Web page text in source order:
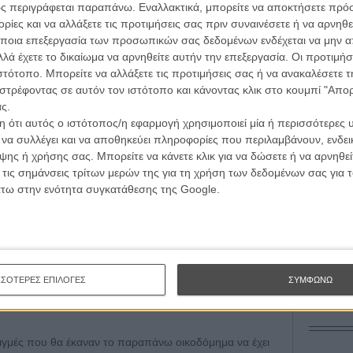
περιγράφεται παραπάνω. Εναλλακτικά, μπορείτε να αποκτήσετε
και να αλλάξετε τις προτιμήσεις σας πριν συναινέσετε ή να
επεξεργασία των προσωπικών σας δεδομένων ενδέχεται να μην
έχετε το δικαίωμα να αρνηθείτε αυτήν την επεξεργασία. Οι
Μπορείτε να αλλάξετε τις προτιμήσεις σας ή να ανακαλέσετε
σε αυτόν τον ιστότοπο και κάνοντας κλικ στο κουμπί
αυτός ο ιστότοπος/η εφαρμογή χρησιμοποιεί μία ή περισσότερες
συλλέγει και να αποθηκεύει πληροφορίες που περιλαμβάνουν,
ή χρήσης σας. Μπορείτε να κάνετε κλικ για να δώσετε ή να
σημάνσεις τρίτων μερών της για τη χρήση των δεδομένων σας
στην ενότητα συγκατάθεσης της Google.
ΕΠΙΛΟΓΕΣ ΣΥΜΦΩΝΩ
(σχεδόν στο στιλ του "Gerry")
μέσα στη φύση εξελίσσεται σκηνή με
(#diplhs) άνευ προηγουμένου, όπου ο
σαν να βρίσκεται παραδομένος
της βιβλιογραφίας του Νίκολας
να στήσει με πενιχρά αποτελέσματα και αφελείς
new age, αναποφάσιστος αν αυτό που τον
να κατασκευάσει ένα ονειρικό σύμπαν ή να στοχαστεί
μέσω skype αφού ο Μάθιου ΜακΚόναχεϊ και
σε ένα ρεαλιστικό οικογενειακό δράμα πριν
σαπουνόπερα επιπέδου «Οικογενειακές
που θα έκαναν το παραπάνω οικοδόμημα να έχει
Tacones
Πέδρο
Ο
10
του flix, στο inbox σου
ειδήσεις | νέες ταινίες | πρόγραμμα αιθουσών για όλη την Ελλάδα |
| συνεντεύξεις | απόψεις | αφιερώματα | διαγωνισμοί
ΕΓΓΡΑΦΗ